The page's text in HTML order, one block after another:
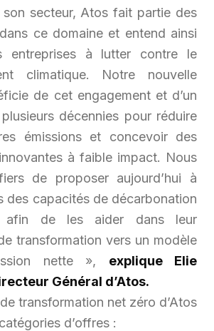
son secteur, Atos fait partie des
ce domaine et entend ainsi
entreprises à lutter contre le
climatique. Notre nouvelle
de cet engagement et d’un
décennies pour réduire
émissions et concevoir des
à faible impact. Nous
de proposer aujourd’hui à
des capacités de décarbonation
afin de les aider dans leur
transformation vers un modèle
nette », explique Elie
Général d’Atos.
transformation net zéro d’Atos
d’offres :